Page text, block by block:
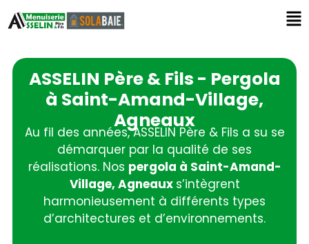
ASSELIN Père & Fils - Pergola
à Saint-Amand-Village,
Agneaux
Au fil des années, ASSELIN Père & Fils a su se
démarquer par la qualité de ses
réalisations. Nos pergola à Saint-Amand-
Village, Agneaux s’intègrent
harmonieusement à différents types
d’architectures et d’environnements.